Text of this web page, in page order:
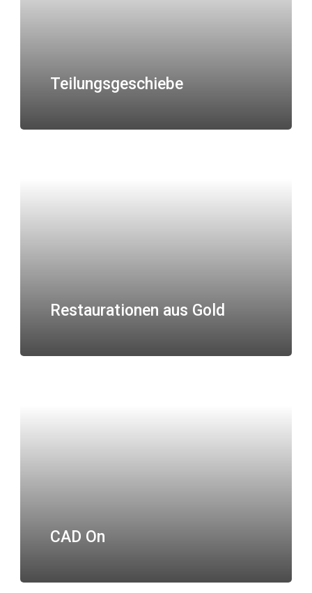
Teilungsgeschiebe
Restaurationen aus Gold
CAD On